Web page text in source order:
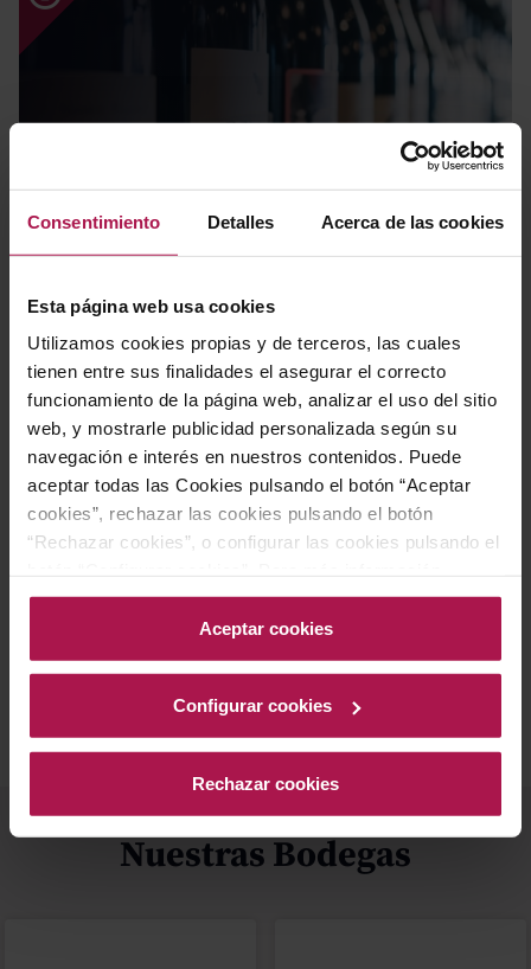
Consentimiento Detalles Acerca de las cookies
Esta página web usa cookies
Utilizamos cookies propias y de terceros, las cuales
tienen entre sus finalidades el asegurar el correcto
funcionamiento de la página web, analizar el uso del sitio
web, y mostrarle publicidad personalizada según su
navegación e interés en nuestros contenidos. Puede
aceptar todas las Cookies pulsando el botón “Aceptar
cookies”, rechazar las cookies pulsando el botón
“Rechazar cookies”, o configurar las cookies pulsando el
acceda a nuestra Política de Cookies.Para más
información acceda a nuestraPolítica de Cookies
Aceptar cookies
Configurar cookies
Rechazar cookies
Novedades
Packs regalo
Mejor Valorados Blog
Nuestras Bodegas